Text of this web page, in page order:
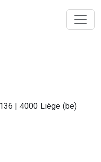
| 4000 Liège (be)